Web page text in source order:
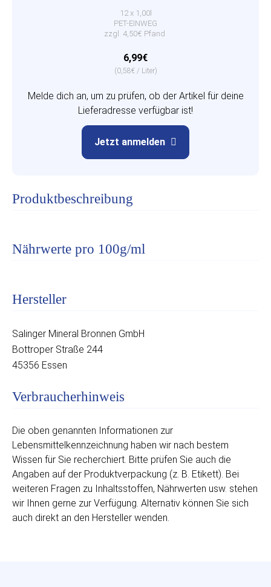
12 x 1,00l
PET-EINWEG
zzgl. 4,50€ Pfand
6,99€
(0,58€ / Liter)
Melde dich an, um zu prüfen, ob der Artikel für deine
Lieferadresse verfügbar ist!
Jetzt anmelden
Produktbeschreibung
Nährwerte pro 100g/ml
Hersteller
Salinger Mineral Bronnen GmbH
Bottroper Straße 244
45356 Essen
Verbraucherhinweis
Die oben genannten Informationen zur
Lebensmittelkennzeichnung haben wir nach bestem
Wissen für Sie recherchiert. Bitte prüfen Sie auch die
Angaben auf der Produktverpackung (z. B. Etikett). Bei
weiteren Fragen zu Inhaltsstoffen, Nährwerten usw. stehen
wir Ihnen gerne zur Verfügung. Alternativ können Sie sich
auch direkt an den Hersteller wenden.